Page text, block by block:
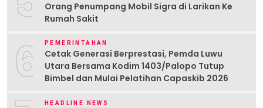
Orang Penumpang Mobil Sigra di Larikan Ke
Rumah Sakit
6 PEMERINTAHAN
Cetak Generasi Berprestasi, Pemda Luwu
Utara Bersama Kodim 1403/Palopo Tutup
Bimbel dan Mulai Pelatihan Capaskib 2026
HEADLINE NEWS